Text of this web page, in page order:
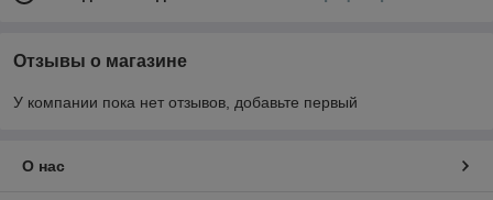
Отзывы о магазине
У компании пока нет отзывов, добавьте первый
О нас